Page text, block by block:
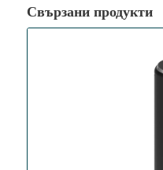
Свързани продукти